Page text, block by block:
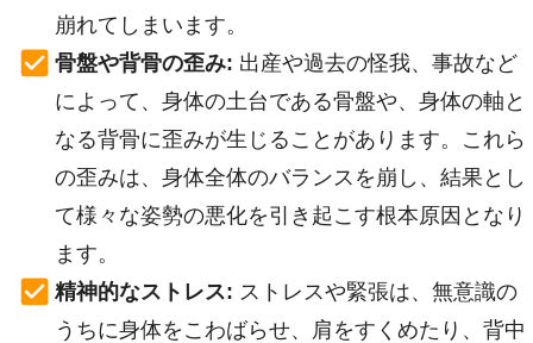
崩れてしまいます。
骨盤や背骨の歪み: 出産や過去の怪我、事故など
によって、身体の土台である骨盤や、身体の軸と
なる背骨に歪みが生じることがあります。これら
の歪みは、身体全体のバランスを崩し、結果とし
て様々な姿勢の悪化を引き起こす根本原因となり
ます。
精神的なストレス: ストレスや緊張は、無意識の
うちに身体をこわばらせ、肩をすくめたり、背中